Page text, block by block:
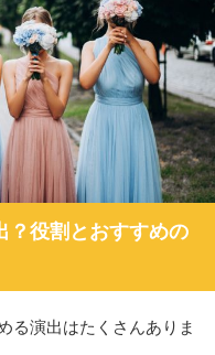
？役割とおすすめの
る演出はたくさんありま